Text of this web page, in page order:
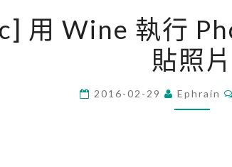
M
a
c
]
用 Wine 執行
貼照片
2016-02-29 Ephrain